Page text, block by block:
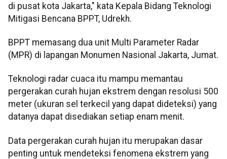
di pusat kota Jakarta," kata Kepala Bidang Teknologi
Mitigasi Bencana BPPT, Udrekh.
BPPT memasang dua unit Multi Parameter Radar
(MPR) di lapangan Monumen Nasional Jakarta, Jumat.
Teknologi radar cuaca itu mampu memantau
pergerakan curah hujan ekstrem dengan resolusi 500
meter (ukuran sel terkecil yang dapat dideteksi) yang
datanya dapat disediakan setiap enam menit.
Data pergerakan curah hujan itu merupakan dasar
penting untuk mendeteksi fenomena ekstrem yang